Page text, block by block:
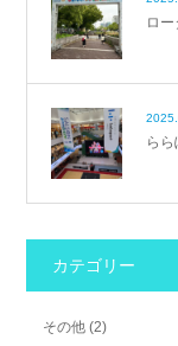
ロ
ら
カテゴリー
その他 (2)